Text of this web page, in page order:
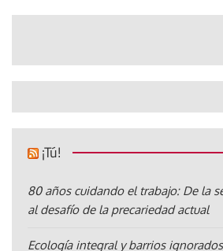
¡Tú!
80 años cuidando el trabajo: De la
al desafío de la precariedad actual
Ecología integral y barrios ignorados